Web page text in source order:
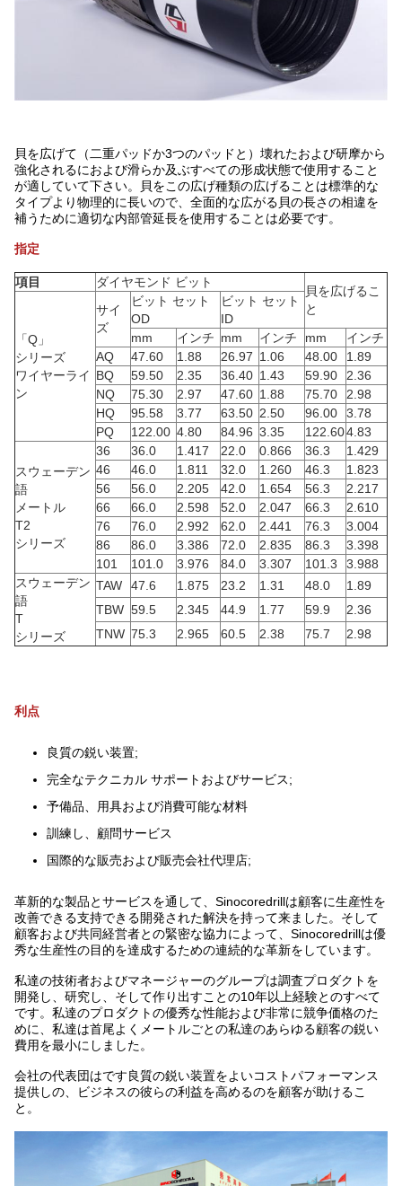
貝を広げて（二重パッドか3つのパッドと）壊れたおよび研摩から
強化されるにおよび滑らか及ぶすべての形成状態で使用すること
が適していて下さい。貝をこの広げ種類の広げることは標準的な
タイプより物理的に長いので、全面的な広がる貝の長さの相違を
補うために適切な内部管延長を使用することは必要です。
指定
項目 ダイヤモンド ビット
貝を広げるこ
と
「Q」
シリーズ
ワイヤーライ
ン
サイ
ズ
ビット セット
OD
ビット セット
ID
mm
インチ mm インチ mm
インチ
AQ
47.60 1.88 26.97 1.06 48.00
1.89
BQ
59.50 2.35 36.40 1.43 59.90
2.36
NQ
75.30 2.97 47.60 1.88 75.70
2.98
HQ
95.58 3.77 63.50 2.50 96.00
3.78
PQ
122.00 4.80 84.96 3.35 122.604.83
スウェーデン
語
メートル
T2
シリーズ
36 36.0 1.417 22.0 0.866 36.3
1.429
46
46.0 1.811 32.0 1.260 46.3
1.823
56
56.0 2.205 42.0 1.654 56.3
2.217
66
66.0 2.598 52.0 2.047 66.3
2.610
76
76.0 2.992 62.0 2.441 76.3
3.004
86
86.0 3.386 72.0 2.835 86.3
3.398
101
101.0 3.976 84.0 3.307 101.3
3.988
スウェーデン
語
T
シリーズ
TAW 47.6 1.875 23.2 1.31 48.0
1.89
TBW 59.5 2.345 44.9 1.77 59.9
2.36
TNW 75.3 2.965 60.5 2.38 75.7 2.98
利点
良質の鋭い装置;
完全なテクニカル サポートおよびサービス;
予備品、用具および消費可能な材料
訓練し、顧問サービス
国際的な販売および販売会社代理店;
革新的な製品とサービスを通して、Sinocoredrillは顧客に生産性を
改善できる支持できる開発された解決を持って来ました。そして
顧客および共同経営者との緊密な協力によって、Sinocoredrillは優
秀な生産性の目的を達成するための連続的な革新をしています。
私達の技術者およびマネージャーのグループは調査プロダクトを
開発し、研究し、そして作り出すことの10年以上経験とのすべて
です。私達のプロダクトの優秀な性能および非常に競争価格のた
めに、私達は首尾よくメートルごとの私達のあらゆる顧客の鋭い
費用を最小にしました。
会社の代表団はです良質の鋭い装置をよいコストパフォーマンス
提供しの、ビジネスの彼らの利益を高めるのを顧客が助けるこ
と。